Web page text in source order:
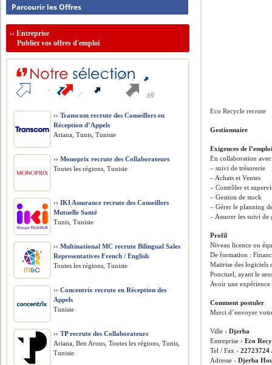
Eco Recycle recrute
Gestionnaire
Exigences de
En collaboration
– suivi de trésorerie
– Achats et Ventes
– Contrôler et
– Gestion de stock
– Gérer le planning
– Assurer les suivi
Profil
Niveau licence ou
De formation :
Maitrise des logiciels
Ponctuel, ayant le
Avoir une expérience
Comment postuler
Merci d’envoyer
Ville ›Djerba
Entreprise ›Eco
Tel / Fax ›22723724
Adresse ›Djerba
Parcourir les Offres
››Entreprise
Publiez vos offres d'emploi
›› Transcom recrute des Conseillers en
Réception d’Appels
Ariana, Tunis, Tunisie
›› Monoprix recrute des Collaborateurs
Toutes les régions, Tunisie
›› IKI Assurance recrute des Conseillers
Mutuelle Santé
Tunis, Tunisie
›› Multinational MC recrute Bilingual Sales
Representatives French / English
Toutes les régions, Tunisie
›› Concentrix recrute en Réception des
Appels
Tunisie
›› TP recrute des Collaborateurs
Ariana, Ben Arous, Toutes les régions, Tunis,
Tunisie